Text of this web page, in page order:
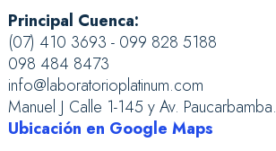
Principal Cuenca:
(07) 410 3693 - 099 828 5188
098 484 8473
info@laboratorioplatinum.com
Manuel J Calle 1-145 y Av. Paucarbamba.
Ubicación en Google Maps